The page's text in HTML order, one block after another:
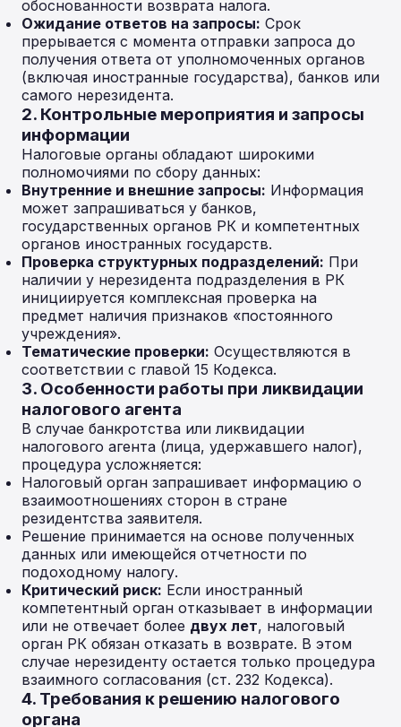
обоснованности возврата налога.
Ожидание ответов на запросы: Срок
прерывается с момента отправки запроса до
получения ответа от уполномоченных органов
(включая иностранные государства), банков или
самого нерезидента.
2. Контрольные мероприятия и запросы
информации
Налоговые органы обладают широкими
полномочиями по сбору данных:
Внутренние и внешние запросы: Информация
может запрашиваться у банков,
государственных органов РК и компетентных
органов иностранных государств.
Проверка структурных подразделений: При
наличии у нерезидента подразделения в РК
инициируется комплексная проверка на
предмет наличия признаков «постоянного
учреждения».
Тематические проверки: Осуществляются в
соответствии с главой 15 Кодекса.
3. Особенности работы при ликвидации
налогового агента
В случае банкротства или ликвидации
налогового агента (лица, удержавшего налог),
процедура усложняется:
Налоговый орган запрашивает информацию о
взаимоотношениях сторон в стране
резидентства заявителя.
Решение принимается на основе полученных
данных или имеющейся отчетности по
подоходному налогу.
Критический риск: Если иностранный
компетентный орган отказывает в информации
или не отвечает более двух лет, налоговый
орган РК обязан отказать в возврате. В этом
случае нерезиденту остается только процедура
взаимного согласования (ст. 232 Кодекса).
4. Требования к решению налогового
органа